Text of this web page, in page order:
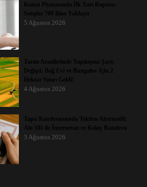
Konut Piyasasında İlk Yarı Raporu:
Satışlar 700 Bine Yaklaştı
5 Ağustos 2026
Tarım Arazilerinde Yapılaşma Şartı
Değişti: Bağ Evi ve Bungalov İçin 2
Hektar Sınırı Geldi!
4 Ağustos 2026
Tapu Randevusunda Telefon Alternatifi:
Alo 181 ile İnternetsiz ve Kolay Randevu
3 Ağustos 2026